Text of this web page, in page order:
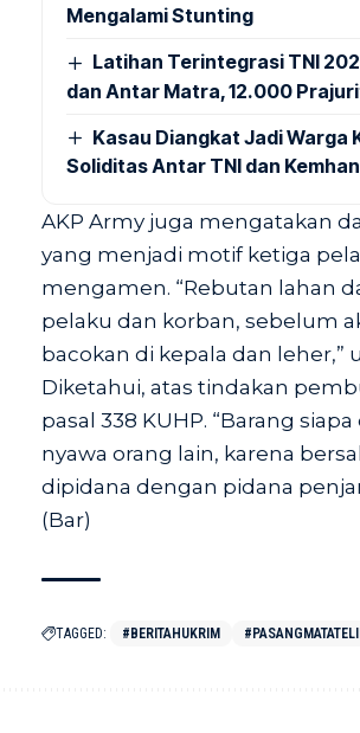
Mengalami Stunting
Latihan Terintegrasi TNI
dan Antar Matra, 12.000
Kasau Diangkat Jadi Warga
Soliditas Antar TNI dan Kemhan
AKP Army juga mengatakan
yang menjadi motif ketiga
mengamen. “Rebutan lahan
pelaku dan korban, sebelum
bacokan di kepala dan
Diketahui, atas tindakan
pasal 338 KUHP. “Barang
nyawa orang lain, karena
dipidana dengan pidana
(Bar)
TAGGED: #BERITAHUKRIM